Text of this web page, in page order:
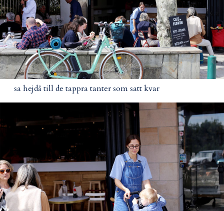
sa hejdå till de tappra tanter som satt kvar